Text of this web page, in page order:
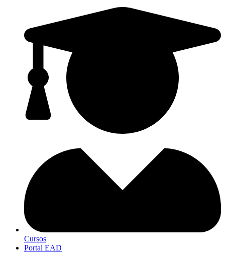
Cursos
Portal EAD